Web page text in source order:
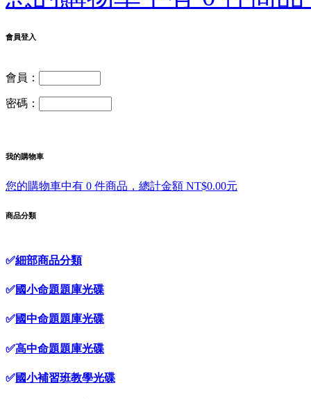
會員登入
會員：
密碼：
我的購物車
您的購物車中有 0 件商品，總計金額 NT$0.00元
商品分類
✅細部商品分類
✅國小命題題庫光碟
✅國中命題題庫光碟
✅高中命題題庫光碟
✅國小補習班教學光碟